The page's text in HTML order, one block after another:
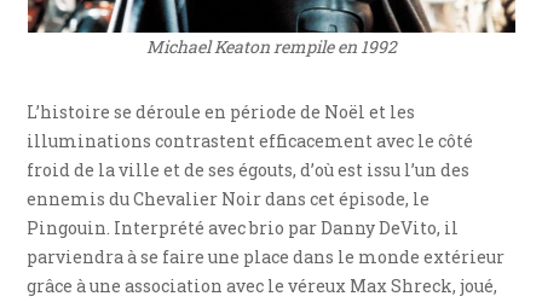
Michael Keaton rempile en 1992
L’histoire se déroule en période de Noël et les
illuminations contrastent efficacement avec le côté
froid de la ville et de ses égouts, d’où est issu l’un des
ennemis du Chevalier Noir dans cet épisode, le
Pingouin. Interprété avec brio par Danny DeVito, il
parviendra à se faire une place dans le monde extérieur
grâce à une association avec le véreux Max Shreck, joué,